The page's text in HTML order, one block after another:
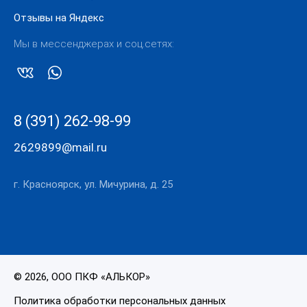
Отзывы на Яндекс
Мы в мессенджерах и соц.сетях:
8 (391) 262-98-99
2629899@mail.ru
г. Красноярск, ул. Мичурина, д. 25
© 2026, ООО ПКФ «АЛЬКОР»
Политика обработки персональных данных